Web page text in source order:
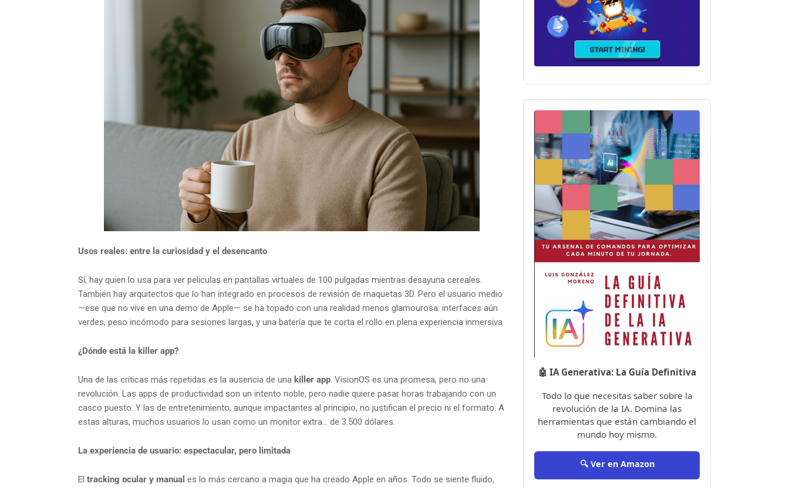
Usos reales: entre la curiosidad y el desencanto
Sí, hay quien lo usa para ver películas en pantallas virtuales de 100 pulgadas mientras desayuna cereales.
También hay arquitectos que lo han integrado en procesos de revisión de maquetas 3D. Pero el usuario medio
—ese que no vive en una demo de Apple— se ha topado con una realidad menos glamourosa: interfaces aún
verdes, peso incómodo para sesiones largas, y una batería que te corta el rollo en plena experiencia inmersiva.
¿Dónde está la killer app?
Una de las críticas más repetidas es la ausencia de una killer app. VisionOS es una promesa, pero no una
revolución. Las apps de productividad son un intento noble, pero nadie quiere pasar horas trabajando con un
casco puesto. Y las de entretenimiento, aunque impactantes al principio, no justifican el precio ni el formato. A
estas alturas, muchos usuarios lo usan como un monitor extra... de 3.500 dólares.
La experiencia de usuario: espectacular, pero limitada
El tracking ocular y manual es lo más cercano a magia que ha creado Apple en años. Todo se siente fluido,
🤖 IA Generativa: La Guía Definitiva
Todo lo que necesitas saber sobre la
revolución de la IA. Domina las
herramientas que están cambiando el
mundo hoy mismo.
🔍 Ver en Amazon